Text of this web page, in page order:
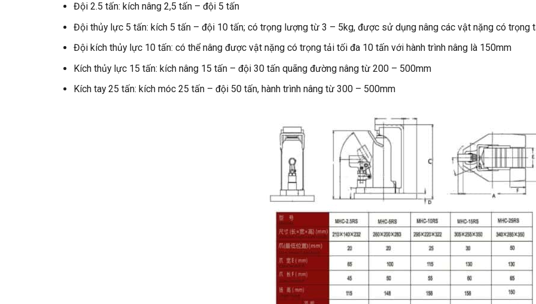
Đội 2.5 tấn: kích nâng 2,5 tấn – đội 5 tấn
Đội thủy lực 5 tấn: kích 5 tấn – đội 10 tấn; có trọng lượng từ 3 – 5kg, được sử dụng nâng các vật nặng có trọng
Đội kích thủy lực 10 tấn: có thể nâng được vật nặng có trọng tải tối đa 10 tấn với hành trình nâng là 150mm
Kích thủy lực 15 tấn: kích nâng 15 tấn – đội 30 tấn quãng đường nâng từ 200 – 500mm
Kích tay 25 tấn: kích móc 25 tấn – đội 50 tấn, hành trình nâng từ 300 – 500mm